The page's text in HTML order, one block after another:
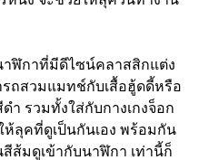
าฬิกาที่มีดีไซน์คลาสสิกแต่ง
ถสวมแมทช์กับเสื้อฮู้ดดี้หรือ
ำ รวมทั้งใส่กับกางเกงจ็อก
ห้ลุคที่ดูเป็นกันเอง พร้อมกัน
ส้มดูเข้ากับนาฬิกา เท่านี้ก็